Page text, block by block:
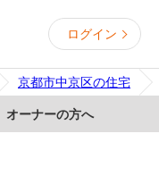
ログイン
京都市中京区の住宅
オーナーの方へ